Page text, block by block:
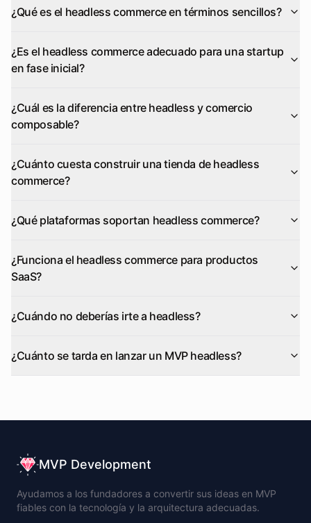
¿Qué es el headless commerce en términos sencillos?
¿Es el headless commerce adecuado para una startup
en fase inicial?
¿Cuál es la diferencia entre headless y comercio
composable?
¿Cuánto cuesta construir una tienda de headless
commerce?
¿Qué plataformas soportan headless commerce?
¿Funciona el headless commerce para productos
SaaS?
¿Cuándo no deberías irte a headless?
¿Cuánto se tarda en lanzar un MVP headless?
MVP Development
Ayudamos a los fundadores a convertir sus ideas en MVP
fiables con la tecnología y la arquitectura adecuadas.